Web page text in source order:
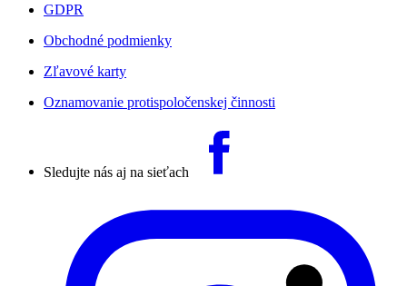
GDPR
Obchodné podmienky
Zľavové karty
Oznamovanie protispoločenskej činnosti
Sledujte nás aj na sieťach